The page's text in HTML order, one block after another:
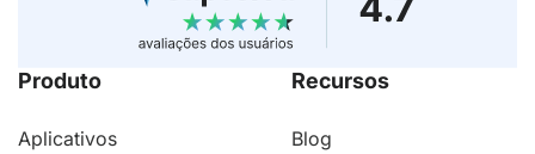
Produto
Aplicativos
Recursos
Blog